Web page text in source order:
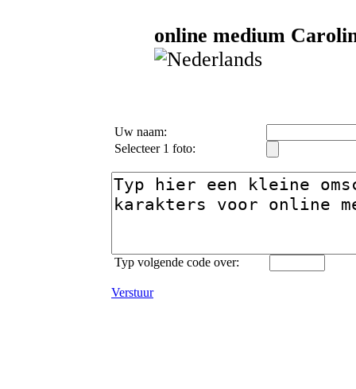
online medium
Uw naam:
Selecteer 1 foto:
Typ volgende code over:
Verstuur